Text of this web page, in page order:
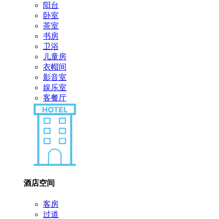
阳台
卧室
茶室
书房
卫浴
儿童房
衣帽间
影音室
娱乐室
客餐厅
酒店空间
客房
过道